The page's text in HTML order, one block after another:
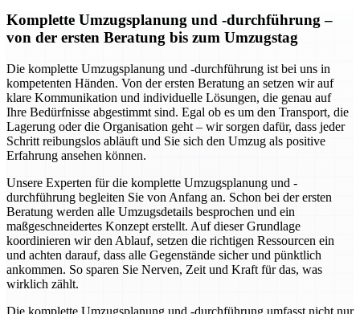
Komplette Umzugsplanung und -durchführung –
von der ersten Beratung bis zum Umzugstag
Die komplette Umzugsplanung und -durchführung ist bei uns in
kompetenten Händen. Von der ersten Beratung an setzen wir auf
klare Kommunikation und individuelle Lösungen, die genau auf
Ihre Bedürfnisse abgestimmt sind. Egal ob es um den Transport, die
Lagerung oder die Organisation geht – wir sorgen dafür, dass jeder
Schritt reibungslos abläuft und Sie sich den Umzug als positive
Erfahrung ansehen können.
Unsere Experten für die komplette Umzugsplanung und -
durchführung begleiten Sie von Anfang an. Schon bei der ersten
Beratung werden alle Umzugsdetails besprochen und ein
maßgeschneidertes Konzept erstellt. Auf dieser Grundlage
koordinieren wir den Ablauf, setzen die richtigen Ressourcen ein
und achten darauf, dass alle Gegenstände sicher und pünktlich
ankommen. So sparen Sie Nerven, Zeit und Kraft für das, was
wirklich zählt.